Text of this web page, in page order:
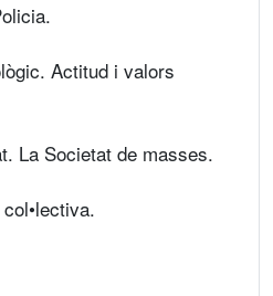
Actitud i valors
La Societat de masses.